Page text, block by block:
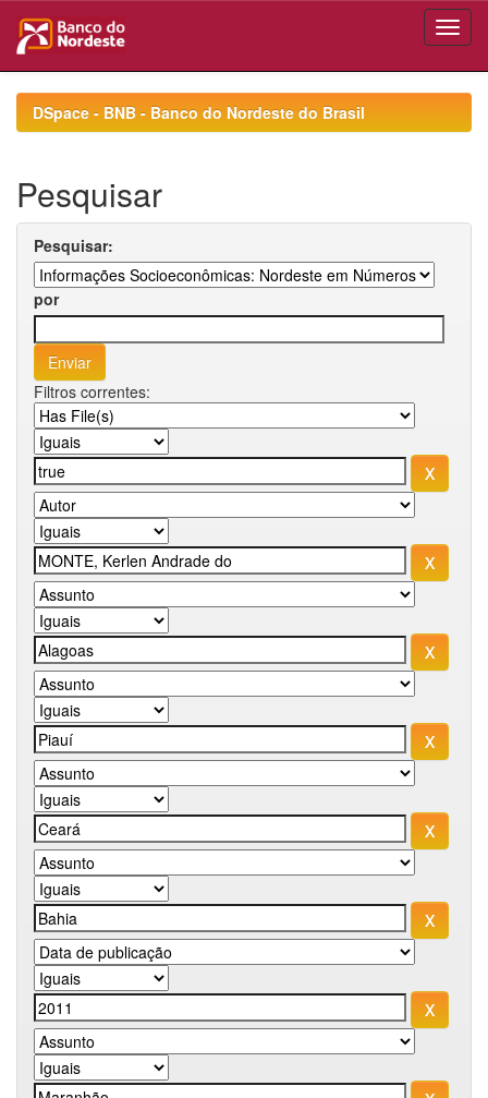
navigationDSpace - BNB - Banco do Nordeste do Brasil
Pesquisar
Pesquisar:
por
Filtros correntes: